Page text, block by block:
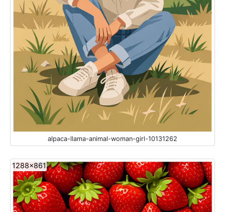
alpaca-llama-animal-woman-girl-10131262
1288x861